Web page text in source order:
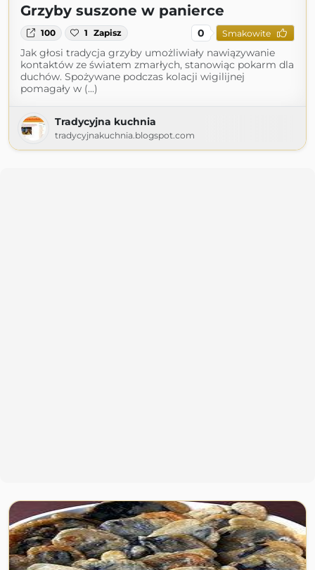
Grzyby suszone w panierce
100 1 Zapisz 0 Smakowite
Jak głosi tradycja grzyby umożliwiały nawiązywanie
kontaktów ze światem zmarłych, stanowiąc pokarm dla
duchów. Spożywane podczas kolacji wigilijnej
pomagały w (...)
Tradycyjna kuchnia
tradycyjnakuchnia.blogspot.com